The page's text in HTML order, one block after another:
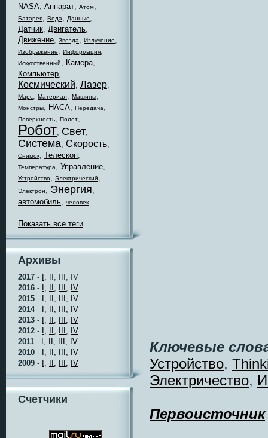
NASA, Аппарат, Атом,
Батарея, Вода, Данные,
Датчик, Двигатель,
Движение, Звезда, Излучение,
Изображение, Информация,
Искусственный, Камера,
Компьютер,
Космический, Лазер,
Марс, Материал, Машины,
Монстры, НАСА, Передача,
Поверхность, Полет,
Робот, Свет,
Система, Скорость,
Снимок, Телескоп,
Температура, Управление,
Устройство, Электрический,
Электрон, Энергия,
автомобиль, человек
Показать все теги
Архивы
2017 - I, II, III, IV
2016 - I, II, III, IV
2015 - I, II, III, IV
2014- I, II, III, IV
2013 - I, II, III, IV
2012 - I, II, III, IV
2011 - I, II, III, IV
2010 - I, II, III, IV
2009 - I, II, III, IV
Счетчики
Ключевые
Устройство,
Электричество,
Первоисточник